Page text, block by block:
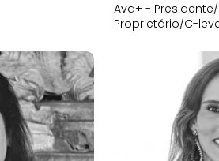
Ava+ -
Proprietário/C-